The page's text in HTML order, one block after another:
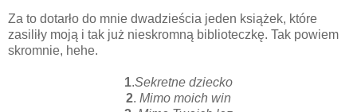
Za to dotarło do mnie dwadzieścia jeden książek, które
zasiliły moją i tak już nieskromną biblioteczkę. Tak powiem
skromnie, hehe.
1.Sekretne dziecko
2. Mimo moich win